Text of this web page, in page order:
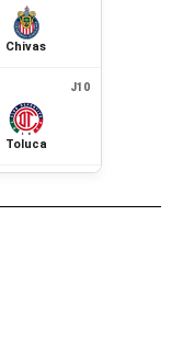
Chivas
J10
Toluca